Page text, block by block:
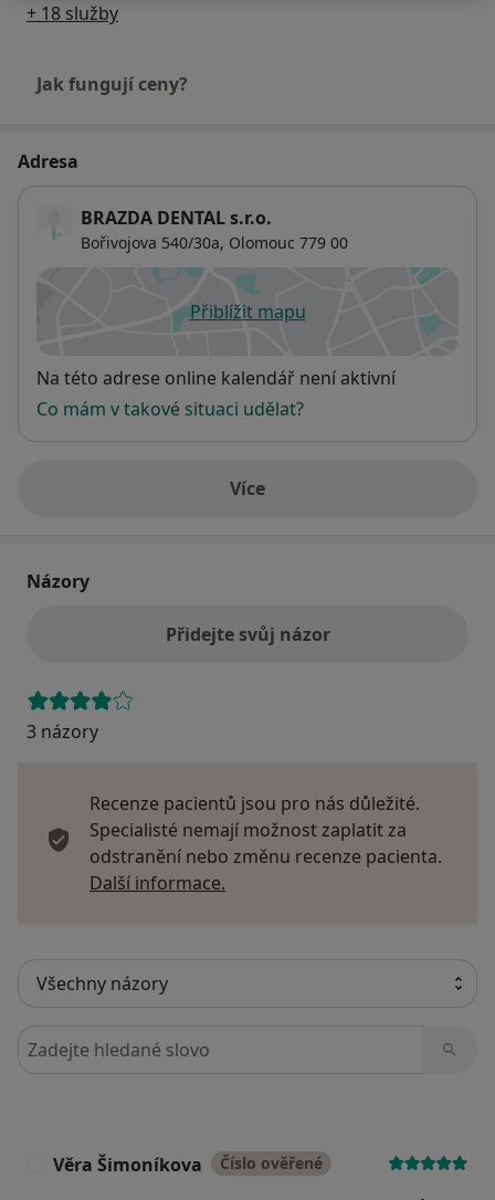
+ 18 služby
Jak fungují ceny?
Adresa
BRAZDA DENTAL s.r.o.
Bořivojova 540/30a, Olomouc 779 00
Přiblížit mapuse otevře v nové záložce
Dostupnost
Na této adrese online kalendář není aktivní
Co mám v takové situaci udělat?
Víceo adrese
Názory
Přidejte svůj názor
3 názory
Recenze pacientů jsou pro nás důležité.
Specialisté nemají možnost zaplatit za
odstranění nebo změnu recenze pacienta.
Další informace.
Hledejte v názorech
Věra Šimoníkova Číslo ověřené